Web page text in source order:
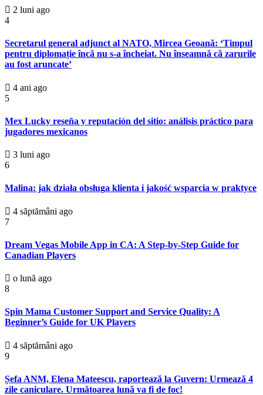
2 luni ago
4
Secretarul general adjunct al NATO, Mircea Geoană: ‘Timpul
pentru diplomație încă nu s-a încheiat. Nu înseamnă că zarurile
au fost aruncate’
4 ani ago
5
Mex Lucky reseña y reputación del sitio: análisis práctico para
jugadores mexicanos
3 luni ago
6
Malina: jak działa obsługa klienta i jakość wsparcia w praktyce
4 săptămâni ago
7
Dream Vegas Mobile App in CA: A Step-by-Step Guide for
Canadian Players
o lună ago
8
Spin Mama Customer Support and Service Quality: A
Beginner’s Guide for UK Players
4 săptămâni ago
9
Șefa ANM, Elena Mateescu, raportează la Guvern: Urmează 4
zile caniculare. Următoarea lună va fi de foc!